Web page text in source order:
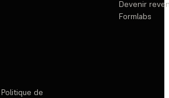
Devenir
Formlabs
Politique de